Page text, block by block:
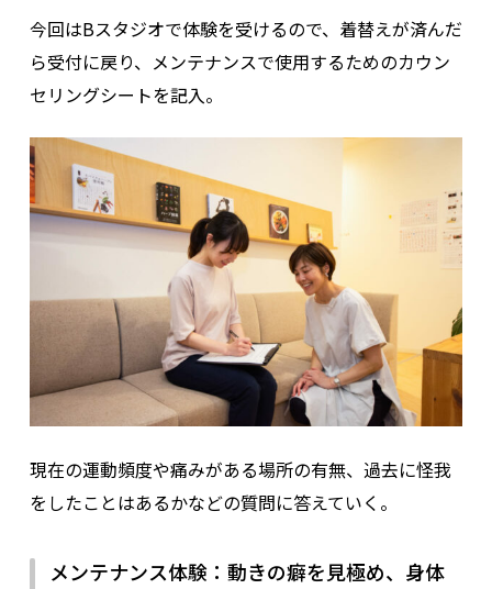
今回はBスタジオで体験を受けるので、着替えが済んだ
ら受付に戻り、メンテナンスで使用するためのカウン
セリングシートを記入。
現在の運動頻度や痛みがある場所の有無、過去に怪我
をしたことはあるかなどの質問に答えていく。
メンテナンス体験：動きの癖を見極め、身体